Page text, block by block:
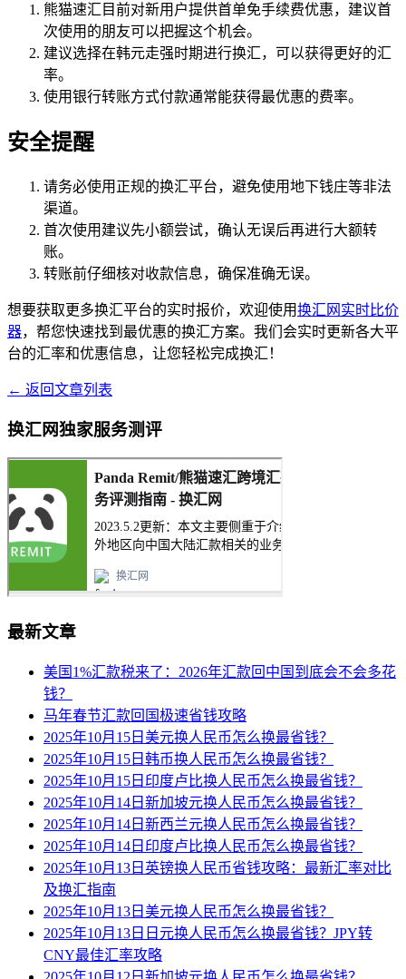
熊猫速汇目前对新用户提供首单免手续费优惠，建议首
次使用的朋友可以把握这个机会。
建议选择在韩元走强时期进行换汇，可以获得更好的汇
率。
使用银行转账方式付款通常能获得最优惠的费率。
安全提醒
请务必使用正规的换汇平台，避免使用地下钱庄等非法
渠道。
首次使用建议先小额尝试，确认无误后再进行大额转
账。
转账前仔细核对收款信息，确保准确无误。
想要获取更多换汇平台的实时报价，欢迎使用换汇网实时比价
器，帮您快速找到最优惠的换汇方案。我们会实时更新各大平
台的汇率和优惠信息，让您轻松完成换汇！
← 返回文章列表
换汇网独家服务测评
最新文章
美国1%汇款税来了：2026年汇款回中国到底会不会多花
钱？
马年春节汇款回国极速省钱攻略
2025年10月15日美元换人民币怎么换最省钱？
2025年10月15日韩币换人民币怎么换最省钱？
2025年10月15日印度卢比换人民币怎么换最省钱？
2025年10月14日新加坡元换人民币怎么换最省钱？
2025年10月14日新西兰元换人民币怎么换最省钱？
2025年10月14日印度卢比换人民币怎么换最省钱？
2025年10月13日英镑换人民币省钱攻略：最新汇率对比
及换汇指南
2025年10月13日美元换人民币怎么换最省钱？
2025年10月13日日元换人民币怎么换最省钱？JPY转
CNY最佳汇率攻略